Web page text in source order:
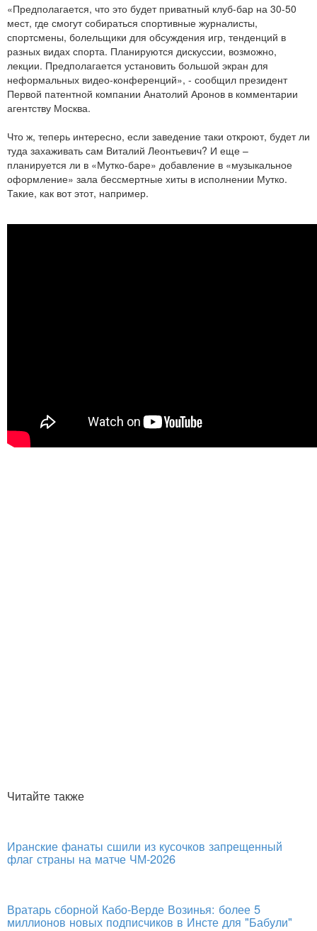
«Предполагается, что это будет приватный клуб-бар на 30-50
мест, где смогут собираться спортивные журналисты,
спортсмены, болельщики для обсуждения игр, тенденций в
разных видах спорта. Планируются дискуссии, возможно,
лекции. Предполагается установить большой экран для
неформальных видео-конференций», - сообщил президент
Первой патентной компании Анатолий Аронов в комментарии
агентству Москва.
Что ж, теперь интересно, если заведение таки откроют, будет ли
туда захаживать сам Виталий Леонтьевич? И еще –
планируется ли в «Мутко-баре» добавление в «музыкальное
оформление» зала бессмертные хиты в исполнении Мутко.
Такие, как вот этот, например.
Читайте также
Иранские фанаты сшили из кусочков запрещенный
флаг страны на матче ЧМ-2026
Вратарь сборной Кабо-Верде Возинья: более 5
миллионов новых подписчиков в Инсте для "Бабули"